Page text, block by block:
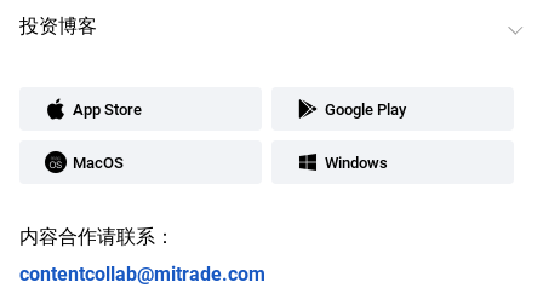
投资博客
App Store Google Play
MacOS Windows
内容合作请联系：
contentcollab@mitrade.com